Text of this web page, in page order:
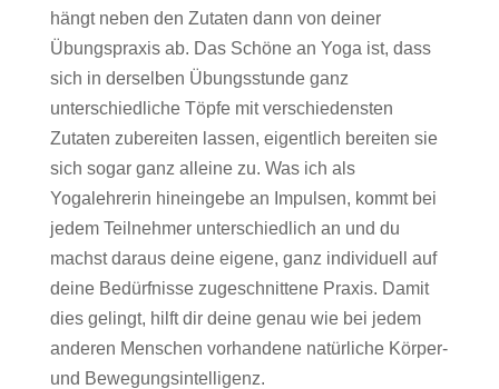
hängt neben den Zutaten dann von deiner
Übungspraxis ab. Das Schöne an Yoga ist, dass
sich in derselben Übungsstunde ganz
unterschiedliche Töpfe mit verschiedensten
Zutaten zubereiten lassen, eigentlich bereiten sie
sich sogar ganz alleine zu. Was ich als
Yogalehrerin hineingebe an Impulsen, kommt bei
jedem Teilnehmer unterschiedlich an und du
machst daraus deine eigene, ganz individuell auf
deine Bedürfnisse zugeschnittene Praxis. Damit
dies gelingt, hilft dir deine genau wie bei jedem
anderen Menschen vorhandene natürliche Körper-
und Bewegungsintelligenz.